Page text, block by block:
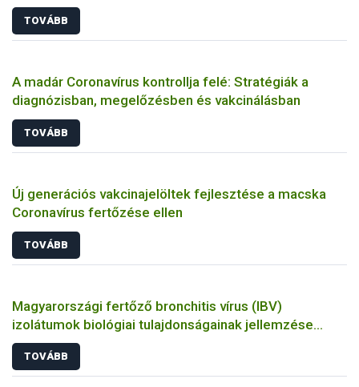
TOVÁBB
A madár Coronavírus kontrollja felé: Stratégiák a
diagnózisban, megelőzésben és vakcinálásban
TOVÁBB
Új generációs vakcinajelöltek fejlesztése a macska
Coronavírus fertőzése ellen
TOVÁBB
Magyarországi fertőző bronchitis vírus (IBV)
izolátumok biológiai tulajdonságainak jellemzése
állatkísérletes és molekuláris biológiai eszközökkel
TOVÁBB